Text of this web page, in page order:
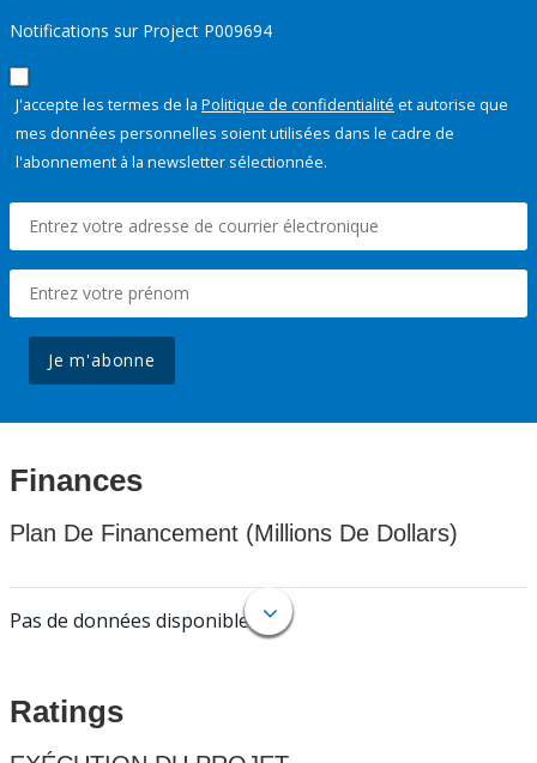
Notifications sur Project P009694
J'accepte les termes de la Politique de confidentialité et autorise que
mes données personnelles soient utilisées dans le cadre de
l'abonnement à la newsletter sélectionnée.
Je m'abonne
Finances
Plan De Financement (Millions De Dollars)
Pas de données disponibles.
Ratings